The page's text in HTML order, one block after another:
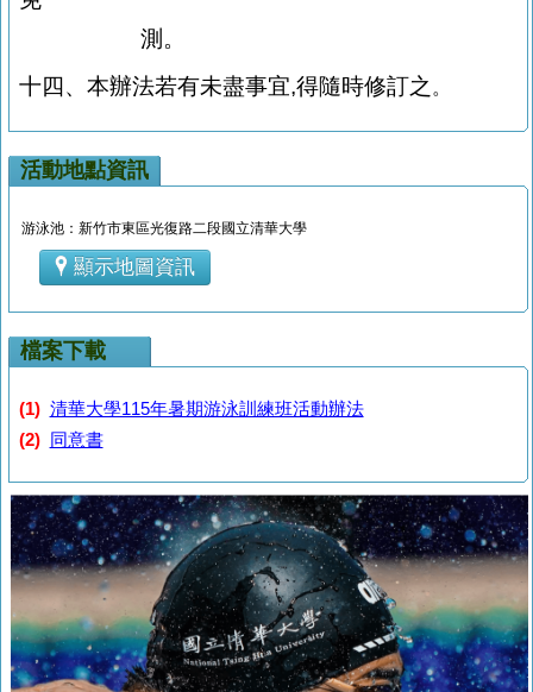
測。
十四、本辦法若有未盡事宜,得隨時修訂之 。
活動地點資訊
游泳池：新竹市東區光復路二段國立清華大學
顯示地圖資訊
檔案下載
(1) 清華大學115年暑期游泳訓練班活動辦法
(2)
同意書